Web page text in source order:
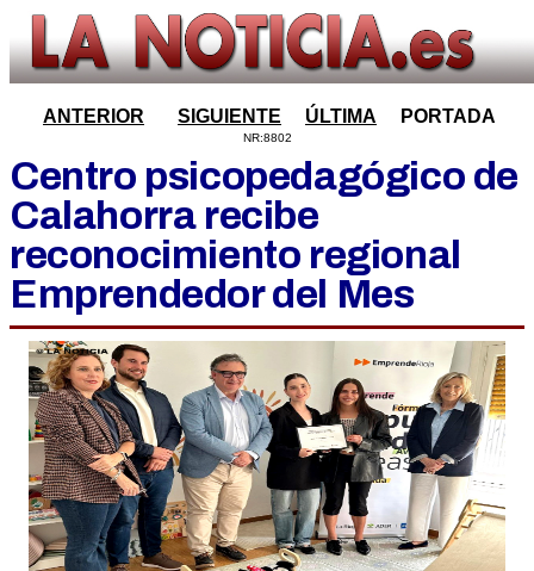
ANTERIOR SIGUIENTE ÚLTIMA PORTADA
NR:8802
Centro psicopedagógico de
Calahorra recibe
reconocimiento regional
Emprendedor del Mes